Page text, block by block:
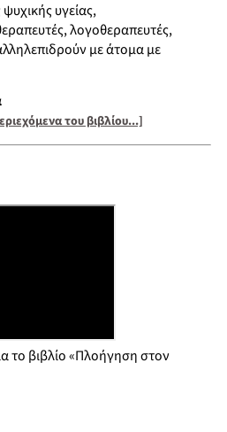
υγείας,
λογοθεραπευτές,
με άτομα με
του βιβλίου...]
το βιβλίο «Πλοήγηση στον